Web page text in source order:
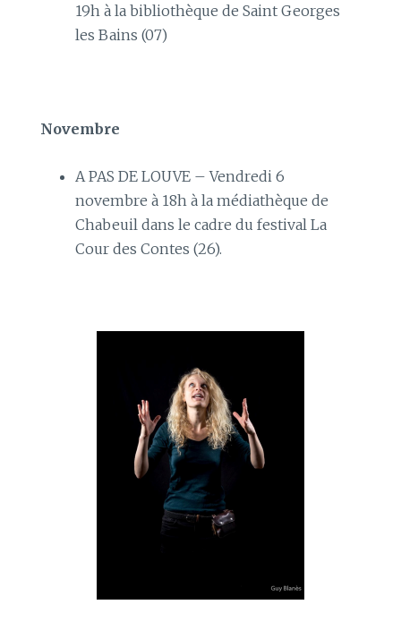
19h à la bibliothèque de Saint Georges
les Bains (07)
Novembre
A PAS DE LOUVE – Vendredi 6
novembre à 18h à la médiathèque de
Chabeuil dans le cadre du festival La
Cour des Contes (26).